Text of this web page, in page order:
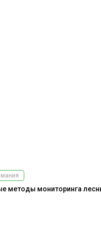
методы мониторинга